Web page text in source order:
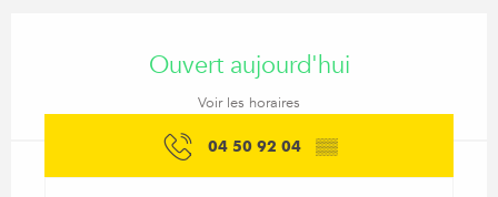
Ouvert aujourd'hui
Voir les horaires
04 50 92 04 ▒▒